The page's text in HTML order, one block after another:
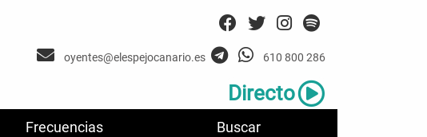
Frecuencias Buscar
oyentes@elespejocanario.es 610 800 286
Directo